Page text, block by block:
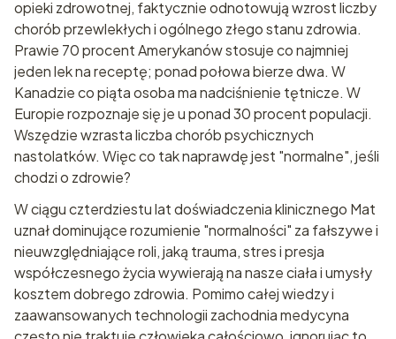
opieki zdrowotnej, faktycznie odnotowują wzrost liczby
chorób przewlekłych i ogólnego złego stanu zdrowia.
Prawie 70 procent Amerykanów stosuje co najmniej
jeden lek na receptę; ponad połowa bierze dwa. W
Kanadzie co piąta osoba ma nadciśnienie tętnicze. W
Europie rozpoznaje się je u ponad 30 procent populacji.
Wszędzie wzrasta liczba chorób psychicznych
nastolatków. Więc co tak naprawdę jest "normalne", jeśli
chodzi o zdrowie?
W ciągu czterdziestu lat doświadczenia klinicznego Mat
uznał dominujące rozumienie "normalności" za fałszywe i
nieuwzględniające roli, jaką trauma, stres i presja
współczesnego życia wywierają na nasze ciała i umysły
kosztem dobrego zdrowia. Pomimo całej wiedzy i
zaawansowanych technologii zachodnia medycyna